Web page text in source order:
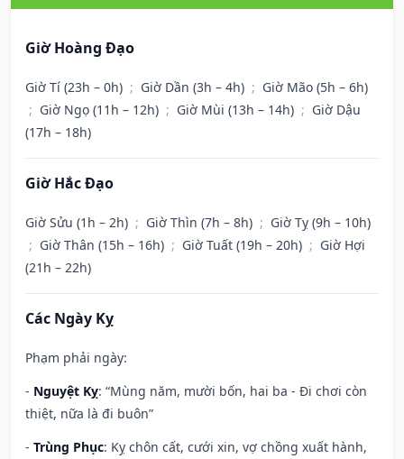
Giờ Hoàng Đạo
Giờ Tí (23h – 0h) ; Giờ Dần (3h – 4h) ; Giờ Mão (5h – 6h)
; Giờ Ngọ (11h – 12h) ; Giờ Mùi (13h – 14h) ; Giờ Dậu
(17h – 18h)
Giờ Hắc Đạo
Giờ Sửu (1h – 2h) ; Giờ Thìn (7h – 8h) ; Giờ Tỵ (9h – 10h)
; Giờ Thân (15h – 16h) ; Giờ Tuất (19h – 20h) ; Giờ Hợi
(21h – 22h)
Các Ngày Kỵ
Phạm phải ngày:
- Nguyệt Kỵ: “Mùng năm, mười bốn, hai ba - Đi chơi còn
thiệt, nữa là đi buôn”
- Trùng Phục: Kỵ chôn cất, cưới xin, vợ chồng xuất hành,